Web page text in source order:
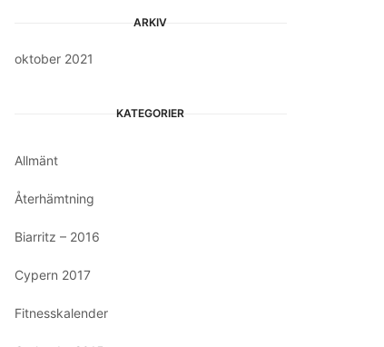
ARKIV
oktober 2021
KATEGORIER
Allmänt
Återhämtning
Biarritz – 2016
Cypern 2017
Fitnesskalender